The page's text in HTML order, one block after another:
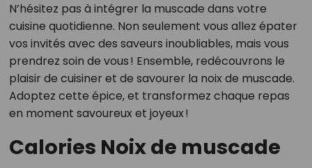
N’hésitez pas à intégrer la muscade dans votre
cuisine quotidienne. Non seulement vous allez épater
vos invités avec des saveurs inoubliables, mais vous
prendrez soin de vous ! Ensemble, redécouvrons le
plaisir de cuisiner et de savourer la noix de muscade.
Adoptez cette épice, et transformez chaque repas
en moment savoureux et joyeux !
Calories Noix de muscade